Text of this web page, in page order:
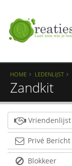
HOME LEDENLIJST
Zandkit
Vriendenlijst
Privé Bericht
Blokkeer